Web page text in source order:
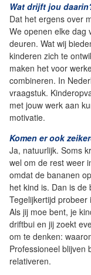
Wat drijft jou
Dat het ergens over
We openen elke dag
deuren. Wat wij
kinderen zich te
maken het voor
combineren. In
vraagstuk.
met jouw werk aan
motivatie.
Komen er ook
Ja, natuurlijk. Soms
wel om de rest weer
omdat de bananen
het kind is. Dan is
Tegelijkertijd
Als jij moe bent, je
driftbui en jij zoekt
om te denken:
Professioneel blijven
relativeren.